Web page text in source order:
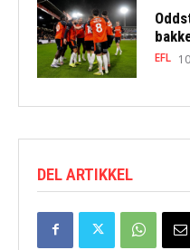
EFL
DEL ARTIKKEL